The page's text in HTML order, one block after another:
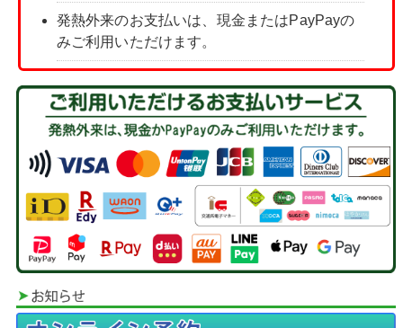
発熱外来のお支払いは、現金またはPayPayの
みご利用いただけます。